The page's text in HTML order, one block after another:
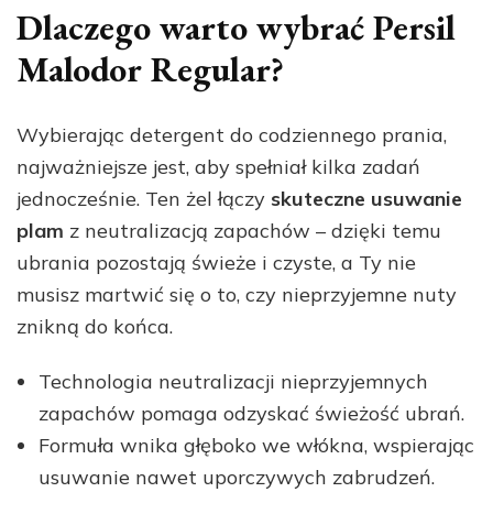
Dlaczego warto wybrać Persil
Malodor Regular?
Wybierając detergent do codziennego prania,
najważniejsze jest, aby spełniał kilka zadań
jednocześnie. Ten żel łączy skuteczne usuwanie
plam z neutralizacją zapachów – dzięki temu
ubrania pozostają świeże i czyste, a Ty nie
musisz martwić się o to, czy nieprzyjemne nuty
znikną do końca.
Technologia neutralizacji nieprzyjemnych
zapachów pomaga odzyskać świeżość ubrań.
Formuła wnika głęboko we włókna, wspierając
usuwanie nawet uporczywych zabrudzeń.